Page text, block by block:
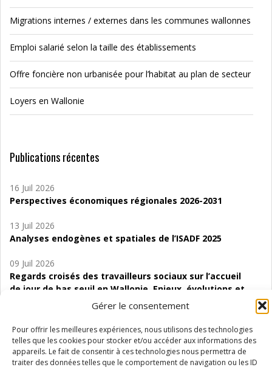
Gérer le consentement
Pour offrir les meilleures expériences, nous utilisons des technologies
telles que les cookies pour stocker et/ou accéder aux informations des
appareils. Le fait de consentir à ces technologies nous permettra de
traiter des données telles que le comportement de navigation ou les ID
Migrations internes / externes dans les communes wallonnes
Emploi salarié selon la taille des établissements
Offre foncière non urbanisée pour l’habitat au plan de secteur
Loyers en Wallonie
Publications récentes
16 Juil 2026
Perspectives économiques régionales 2026-2031
13 Juil 2026
Analyses endogènes et spatiales de l’ISADF 2025
09 Juil 2026
Regards croisés des travailleurs sociaux sur l’accueil
de jour de bas seuil en Wallonie. Enjeux, évolutions et
06 Juil 2026
Étude d’évaluabilité des Structures
d’accompagnement à l’autocréation d’emploi (SAACE)